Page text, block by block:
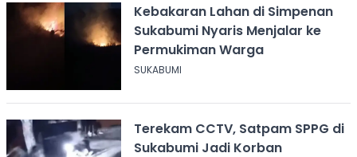
Kebakaran Lahan di Simpenan
Sukabumi Nyaris Menjalar ke
Permukiman Warga
SUKABUMI
Terekam CCTV, Satpam SPPG di
Sukabumi Jadi Korban